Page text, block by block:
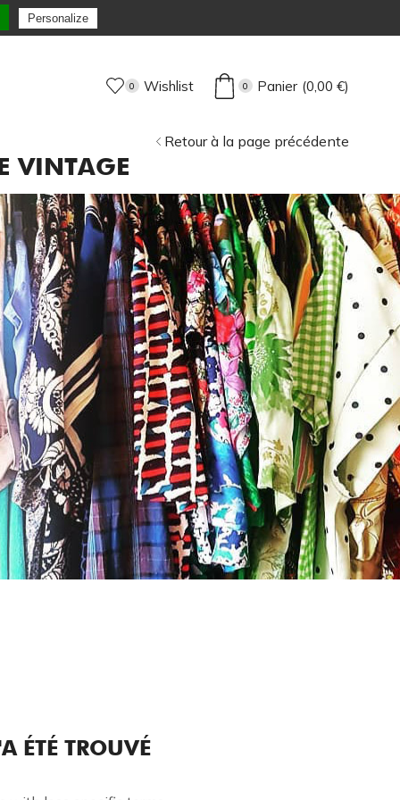
expédiée sous 72H Max !
0 Wishlist 0 Panier (0,00 €)
VINTAGE
Retour à la page précédente
ÉTÉ TROUVÉ
Personalize